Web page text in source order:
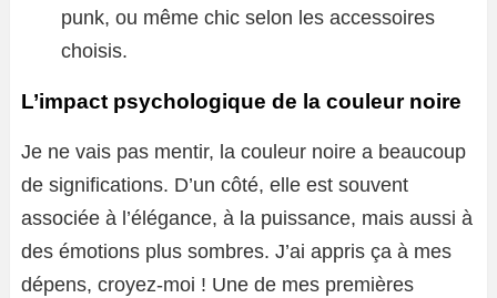
punk, ou même chic selon les accessoires
choisis.
L’impact psychologique de la couleur noire
Je ne vais pas mentir, la couleur noire a beaucoup
de significations. D’un côté, elle est souvent
associée à l’élégance, à la puissance, mais aussi à
des émotions plus sombres. J’ai appris ça à mes
dépens, croyez-moi ! Une de mes premières